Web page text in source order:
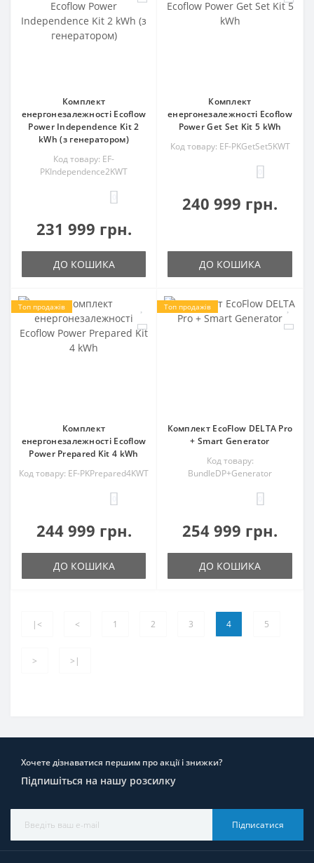
Комплект
енергонезалежності Ecoflow
Power Independence Kit 2
kWh (з генератором)
Код товару: EF-
PKIndependence2KWT
231 999 грн.
ДО КОШИКА
Комплект
енергонезалежності Ecoflow
Power Get Set Kit 5 kWh
Код товару: EF-PKGetSet5KWT
240 999 грн.
ДО КОШИКА
Топ продажів
Комплект
енергонезалежності Ecoflow
Power Prepared Kit 4 kWh
Код товару: EF-PKPrepared4KWT
244 999 грн.
ДО КОШИКА
Топ продажів
Комплект EcoFlow DELTA Pro
+ Smart Generator
Код товару:
BundleDP+Generator
254 999 грн.
ДО КОШИКА
|< < 1 2 3 4 5
> >|
Хочете дізнаватися першим про акції і знижки?
Підпишіться на нашу розсилку
Підписатися